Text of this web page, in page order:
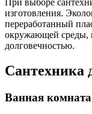
изготовления.
переработанный
окружающей среды,
долговечностью.
Сантехника
Ванная комната